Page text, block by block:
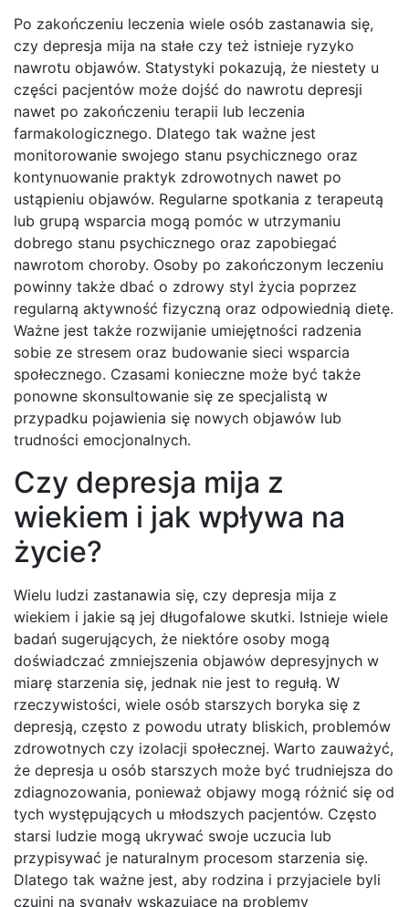
Po zakończeniu leczenia wiele osób zastanawia się,
czy depresja mija na stałe czy też istnieje ryzyko
nawrotu objawów. Statystyki pokazują, że niestety u
części pacjentów może dojść do nawrotu depresji
nawet po zakończeniu terapii lub leczenia
farmakologicznego. Dlatego tak ważne jest
monitorowanie swojego stanu psychicznego oraz
kontynuowanie praktyk zdrowotnych nawet po
ustąpieniu objawów. Regularne spotkania z terapeutą
lub grupą wsparcia mogą pomóc w utrzymaniu
dobrego stanu psychicznego oraz zapobiegać
nawrotom choroby. Osoby po zakończonym leczeniu
powinny także dbać o zdrowy styl życia poprzez
regularną aktywność fizyczną oraz odpowiednią dietę.
Ważne jest także rozwijanie umiejętności radzenia
sobie ze stresem oraz budowanie sieci wsparcia
społecznego. Czasami konieczne może być także
ponowne skonsultowanie się ze specjalistą w
przypadku pojawienia się nowych objawów lub
trudności emocjonalnych.
Czy depresja mija z
wiekiem i jak wpływa na
życie?
Wielu ludzi zastanawia się, czy depresja mija z
wiekiem i jakie są jej długofalowe skutki. Istnieje wiele
badań sugerujących, że niektóre osoby mogą
doświadczać zmniejszenia objawów depresyjnych w
miarę starzenia się, jednak nie jest to regułą. W
rzeczywistości, wiele osób starszych boryka się z
depresją, często z powodu utraty bliskich, problemów
zdrowotnych czy izolacji społecznej. Warto zauważyć,
że depresja u osób starszych może być trudniejsza do
zdiagnozowania, ponieważ objawy mogą różnić się od
tych występujących u młodszych pacjentów. Często
starsi ludzie mogą ukrywać swoje uczucia lub
przypisywać je naturalnym procesom starzenia się.
Dlatego tak ważne jest, aby rodzina i przyjaciele byli
czujni na sygnały wskazujące na problemy